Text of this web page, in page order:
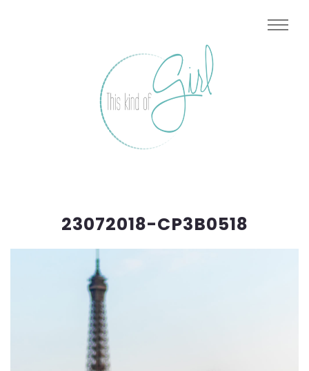
23072018-CP3B0518